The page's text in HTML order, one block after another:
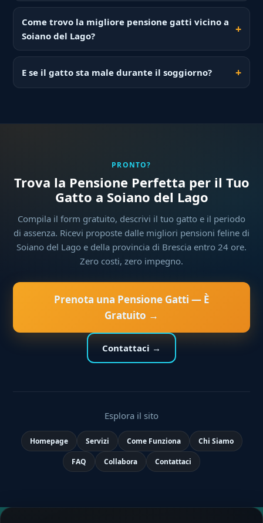
Come trovo la migliore pensione gatti vicino a
Soiano del Lago?
E se il gatto sta male durante il soggiorno?
PRONTO?
Trova la Pensione Perfetta per il Tuo
Gatto a Soiano del Lago
Compila il form gratuito, descrivi il tuo gatto e il periodo
di assenza. Ricevi proposte dalle migliori pensioni feline di
Soiano del Lago e della provincia di Brescia entro 24 ore.
Zero costi, zero impegno.
Prenota una Pensione Gatti — È
Gratuito →
Contattaci →
Esplora il sito
Homepage Servizi Come Funziona Chi Siamo
FAQ Collabora Contattaci